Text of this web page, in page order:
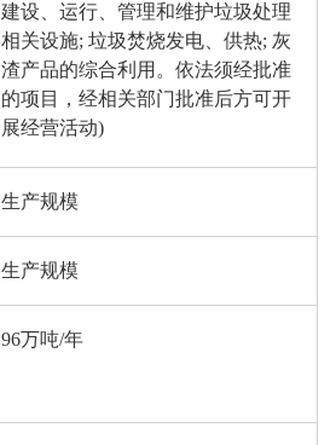
建设、运行、管理和维护垃圾处理
相关设施; 垃圾焚烧发电、供热; 灰
渣产品的综合利用。依法须经批准
的项目，经相关部门批准后方可开
展经营活动)
生产规模
生产规模
96万吨/年